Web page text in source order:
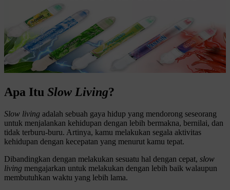
Apa Itu Slow Living?
Slow living adalah sebuah gaya hidup yang mendorong seseorang
untuk menjalankan kehidupan dengan lebih bermakna, bernilai, dan
tidak terburu-buru. Artinya, kamu melakukan segala aktivitas
kehidupan dengan kecepatan yang menurut kamu tepat.
Dibandingkan dengan melakukan sesuatu hal dengan cepat, slow
living mengajarkan untuk melakukan dengan lebih baik walaupun
membutuhkan waktu yang lebih lama.